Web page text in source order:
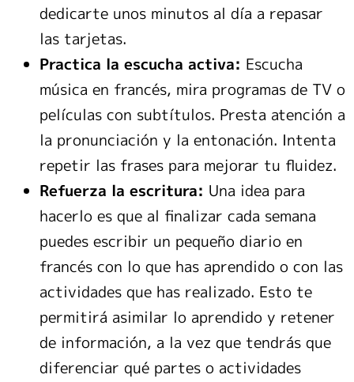
dedicarte unos minutos al día a repasar
las tarjetas.
Practica la escucha activa: Escucha
música en francés, mira programas de TV o
películas con subtítulos. Presta atención a
la pronunciación y la entonación. Intenta
repetir las frases para mejorar tu fluidez.
Refuerza la escritura: Una idea para
hacerlo es que al finalizar cada semana
puedes escribir un pequeño diario en
francés con lo que has aprendido o con las
actividades que has realizado. Esto te
permitirá asimilar lo aprendido y retener
de información, a la vez que tendrás que
diferenciar qué partes o actividades